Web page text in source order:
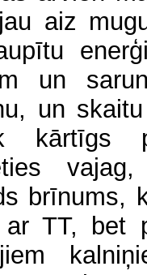
aiz
un
un
kārtīgs
brīnums,
ar TT, bet